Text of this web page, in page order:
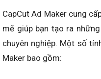
CapCut Ad Maker cung
mẽ giúp bạn tạo ra
chuyên nghiệp. Một số
Maker bao gồm: